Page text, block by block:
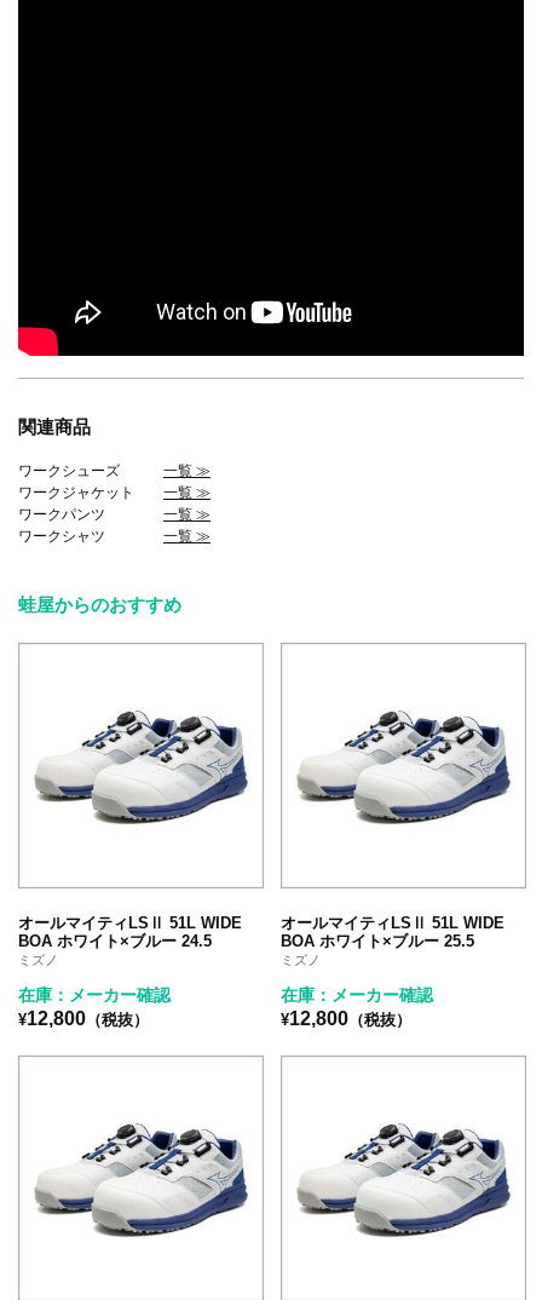
関連商品
ワークシューズ 一覧 ≫
ワークジャケット 一覧 ≫
ワークパンツ 一覧 ≫
ワークシャツ 一覧 ≫
蛙屋からのおすすめ
オールマイティLSⅡ 51L WIDE
BOA ホワイト×ブルー 24.5
ミズノ
在庫：メーカー確認
¥12,800 （税抜）
オールマイティLSⅡ 51L WIDE
BOA ホワイト×ブルー 25.5
ミズノ
在庫：メーカー確認
¥12,800 （税抜）